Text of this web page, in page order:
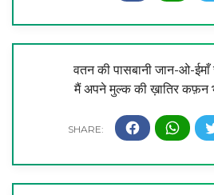
वतन की पासबानी जान-ओ-
मैं अपने मुल्क की ख़ातिर कफ़न